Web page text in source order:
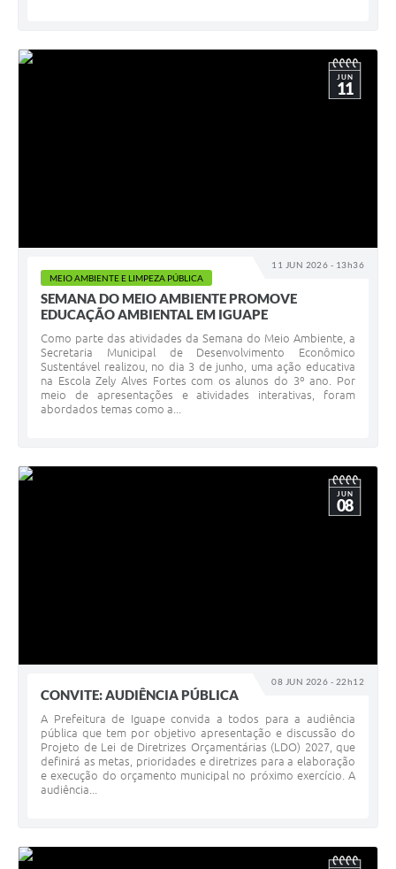
11 JUN 2026 - 13h36
JUN
11
MEIO AMBIENTE E LIMPEZA PÚBLICA
SEMANA DO MEIO AMBIENTE PROMOVE
EDUCAÇÃO AMBIENTAL EM IGUAPE
Como parte das atividades da Semana do Meio Ambiente, a
Secretaria Municipal de Desenvolvimento Econômico
Sustentável realizou, no dia 3 de junho, uma ação educativa
na Escola Zely Alves Fortes com os alunos do 3º ano. Por
meio de apresentações e atividades interativas, foram
abordados temas como a...
08 JUN 2026 - 22h12
JUN
08
CONVITE: AUDIÊNCIA PÚBLICA
A Prefeitura de Iguape convida a todos para a audiência
pública que tem por objetivo apresentação e discussão do
Projeto de Lei de Diretrizes Orçamentárias (LDO) 2027, que
definirá as metas, prioridades e diretrizes para a elaboração
e execução do orçamento municipal no próximo exercício. A
audiência...